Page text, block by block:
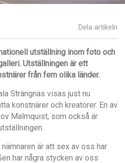
Dela artikeln
utställning inom foto och
Utställningen är ett
från fem olika länder.
Strängnäs visas just nu
konstnärer och kreatörer. En av
Malmquist, som också är
är att sex av oss har
har några stycken av oss